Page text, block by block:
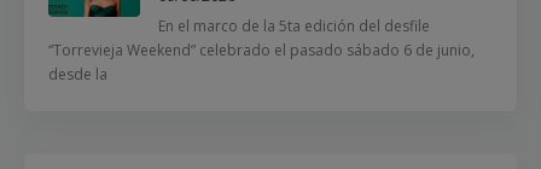
En el marco de la 5ta edición del desfile
“Torrevieja Weekend” celebrado el pasado sábado 6 de junio,
desde la